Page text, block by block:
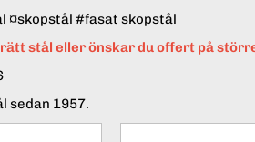
¤skopstål #fasat skopstål
rätt stål eller önskar du offert på
sedan 1957.